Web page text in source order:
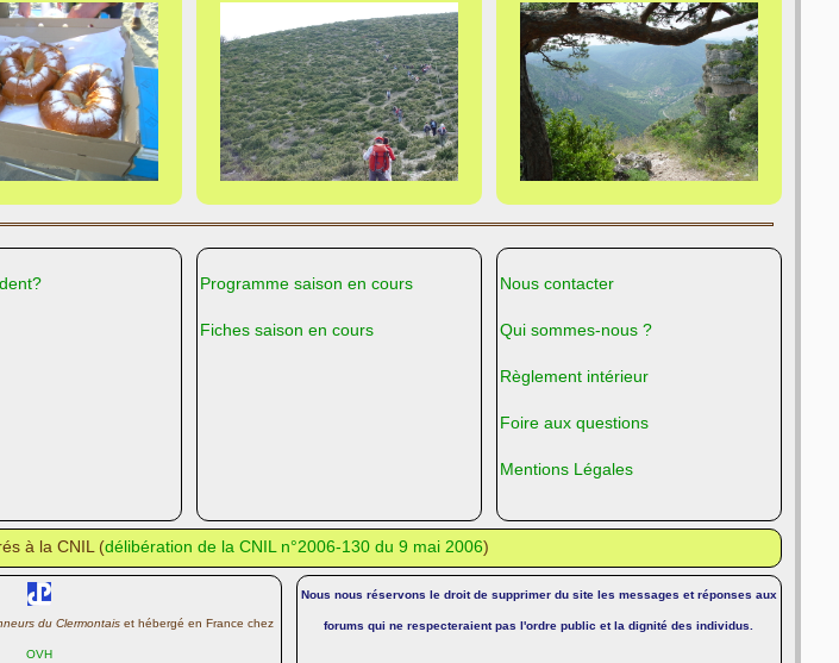
Programme saison en cours
Fiches saison en cours
Nous contacter
Qui sommes-nous ?
Règlement intérieur
Foire aux questions
Mentions Légales
à la CNIL (délibération de la CNIL n°2006-130 du 9 mai 2006)
du Clermontais et hébergé en France chez
OVH
Nous nous réservons le droit de supprimer du site les messages et réponses aux
forums qui ne respecteraient pas l'ordre public et la dignité des individus.